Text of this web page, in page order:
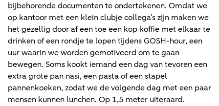
bijbehorende documenten te ondertekenen. Omdat we
op kantoor met een klein clubje collega’s zijn maken we
het gezellig door af een toe een kop koffie met elkaar te
drinken of een rondje te lopen tijdens GOSH-hour, een
uur waarin we worden gemotiveerd om te gaan
bewegen. Soms kookt iemand een dag van tevoren een
extra grote pan nasi, een pasta of een stapel
pannenkoeken, zodat we de volgende dag met een paar
mensen kunnen lunchen. Op 1,5 meter uiteraard.